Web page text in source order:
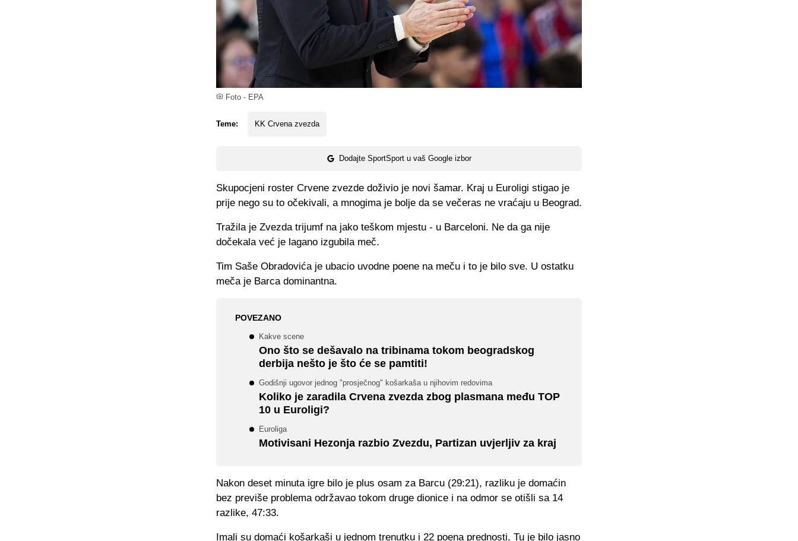
Foto - EPA
Teme: KK Crvena zvezda
Dodajte SportSport u vaš Google izbor
Skupocjeni roster Crvene zvezde doživio je novi šamar. Kraj u Euroligi stigao je
prije nego su to očekivali, a mnogima je bolje da se večeras ne vraćaju u Beograd.
Tražila je Zvezda trijumf na jako teškom mjestu - u Barceloni. Ne da ga nije
dočekala već je lagano izgubila meč.
Tim Saše Obradovića je ubacio uvodne poene na meču i to je bilo sve. U ostatku
meča je Barca dominantna.
POVEZANO
Kakve scene
Ono što se dešavalo na tribinama tokom beogradskog
derbija nešto je što će se pamtiti!
Godišnji ugovor jednog "prosječnog" košarkaša u njihovim redovima
Koliko je zaradila Crvena zvezda zbog plasmana među TOP
10 u Euroligi?
Euroliga
Motivisani Hezonja razbio Zvezdu, Partizan uvjerljiv za kraj
Nakon deset minuta igre bilo je plus osam za Barcu (29:21), razliku je domaćin
bez previše problema održavao tokom druge dionice i na odmor se otišli sa 14
razlike, 47:33.
Imali su domaći košarkaši u jednom trenutku i 22 poena prednosti. Tu je bilo jasno